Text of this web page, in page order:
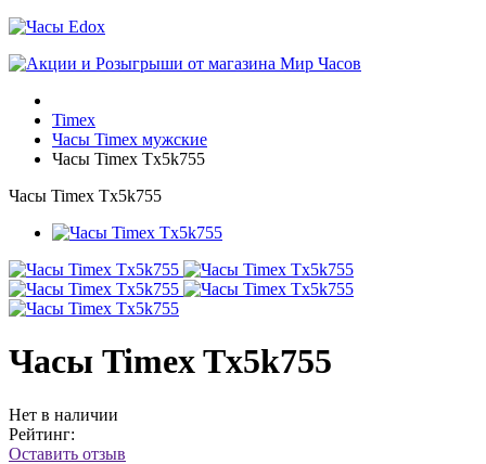
Timex
Часы Timex мужские
Часы Timex Tx5k755
Часы Timex Tx5k755
Часы Timex Tx5k755
Нет в наличии
Рейтинг:
Оставить отзыв